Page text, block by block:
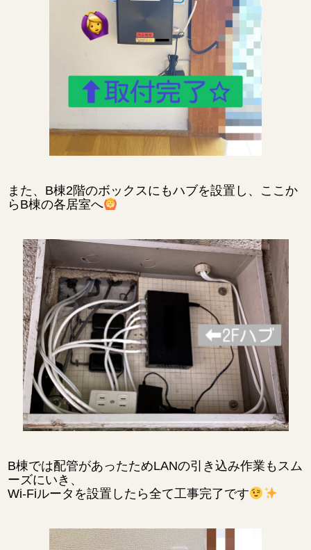
また、B棟2階のボックスにもハブを設置し、ここか
らB棟の各居室へ
B棟では配管があったためLANの引き込み作業もスム
ーズにいき、
Wi-Fiルータを設置したら全て工事完了です